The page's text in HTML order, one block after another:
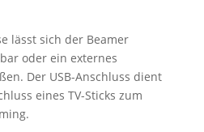
lässt sich der Beamer
oder ein externes
Der USB-Anschluss dient
eines TV-Sticks zum